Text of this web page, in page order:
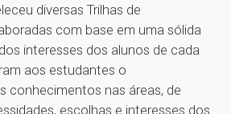
diversas Trilhas de
com base em uma sólida
interesses dos alunos de cada
aos estudantes o
conhecimentos nas áreas, de
escolhas e interesses dos